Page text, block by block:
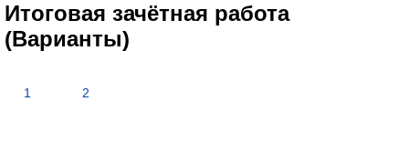
Итоговая зачётная работа
(Варианты)
1 2